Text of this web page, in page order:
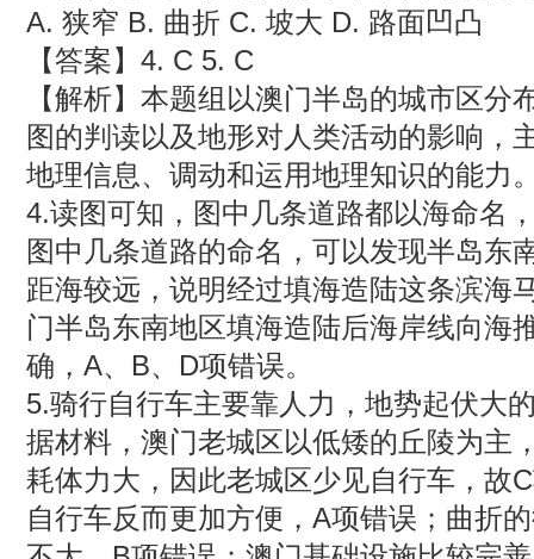
A. 狭窄 B. 曲折 C. 坡大 D. 路面凹凸
【答案】4. C 5. C
【解析】本题组以澳门半岛的城市区分
图的判读以及地形对人类活动的影响，
地理信息、调动和运用地理知识的能力
4.读图可知，图中几条道路都以海命名
图中几条道路的命名，可以发现半岛东
距海较远，说明经过填海造陆这条滨海
门半岛东南地区填海造陆后海岸线向海
确，A、B、D项错误。
5.骑行自行车主要靠人力，地势起伏大
据材料，澳门老城区以低矮的丘陵为主
耗体力大，因此老城区少见自行车，故
自行车反而更加方便，A项错误；曲折